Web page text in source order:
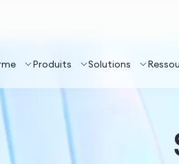
Produits Solutions